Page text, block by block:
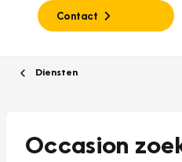
Contact
Diensten
Occasion